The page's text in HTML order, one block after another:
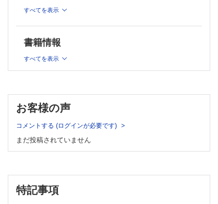
大野栄三郎ほか
胆石とゲノム
石澤 哲也ほか
培養系・動物モデルを用いた胆道疾患研究とその臨床応用
紙谷 聡英ほか
PSC の自己抗体からの病態理解
桒田 威ほか
PSCにおける胆管細胞と免疫細胞のクロストーク
GWASで解き明かすPBCの遺伝要因
佐々木素子
すべてを表示
書籍情報
すべてを表示
お客様の声
コメントする (ログインが必要です)
まだ投稿されていません
特記事項